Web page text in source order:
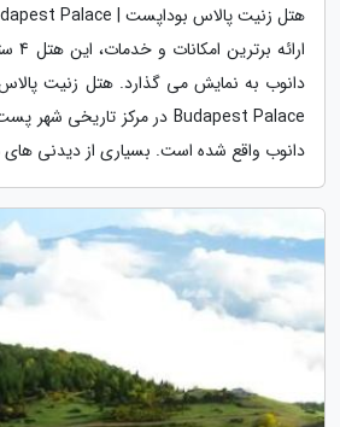
دانوب واقع شده است. بسیاری از دیدنی